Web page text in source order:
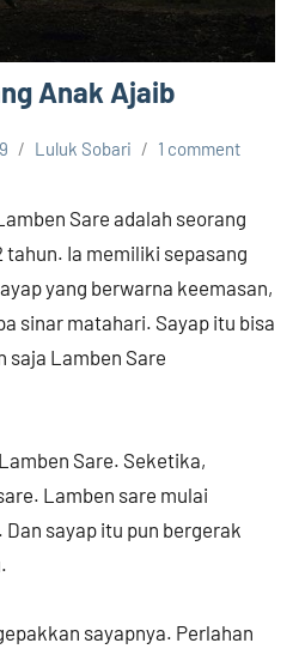
Anak Ajaib
Luluk Sobari 1 comment
Sare adalah seorang
Ia memiliki sepasang
yang berwarna keemasan,
sinar matahari. Sayap itu bisa
saja Lamben Sare
Sare. Seketika,
Lamben sare mulai
sayap itu pun bergerak
sayapnya. Perlahan